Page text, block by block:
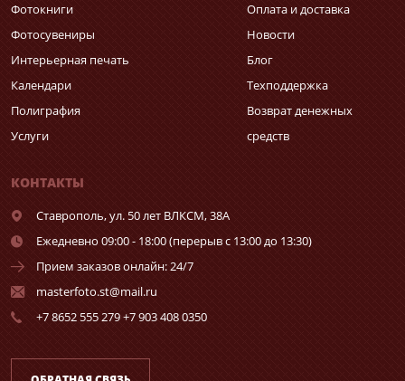
Фотокниги
Фотосувениры
Интерьерная печать
Календари
Полиграфия
Услуги
Оплата и доставка
Новости
Блог
Техподдержка
Возврат денежных
средств
КОНТАКТЫ
Ставрополь,ул. 50 лет ВЛКСМ, 38А
Ежедневно 09:00 - 18:00 (перерыв с 13:00 до 13:30)
Прием заказов онлайн: 24/7
masterfoto.st@mail.ru
+7 8652 555 279 +7 903 408 0350